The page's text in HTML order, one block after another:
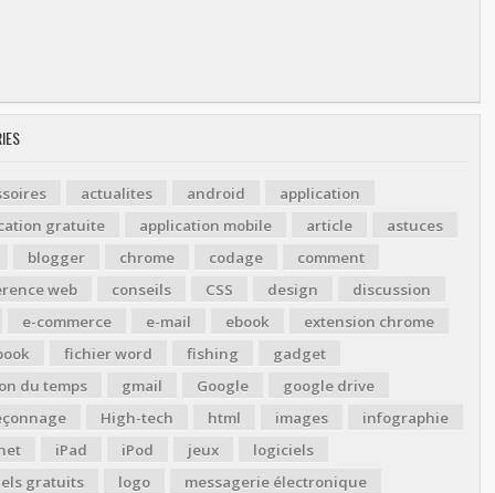
actualites android
application
gratuite
application mobile article
astuces
blogger
chrome codage
comment
web
conseils CSS design
discussion
e-commerce
e-mail ebook
extension chrome
fichier word fishing
gadget
du temps
gmail Google
google drive
High-tech html images
infographie
iPad iPod jeux
logiciels
gratuits
logo
messagerie électronique